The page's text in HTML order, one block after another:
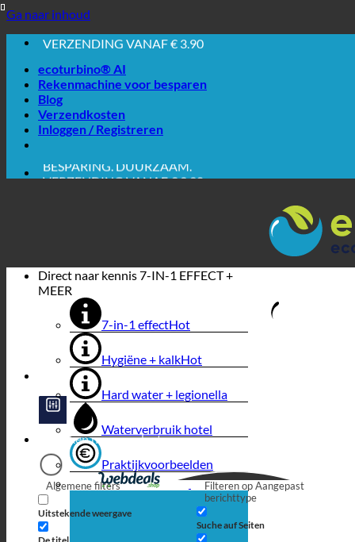
Ga naar inhoud
BESPARING. DUURZAAM.
VERZENDING VANAF € 3,90
AANKOOP OP REKENING
ecoturbino® AI
Rekenmachine voor besparen
Blog
Verzendkosten
Inloggen / Registreren
VERZENDING VANAF € 3,90
Algemene filters
Uitstekende weergave
Filteren op Aangepast
berichttype
Suche auf Seiten
Direct naar kennis7-IN-1 EFFECT +
MEER
7-in-1 effect
Hygiëne + kalk
Hard water + legionella
Waterverbruik hotel
Praktijkvoorbeelden